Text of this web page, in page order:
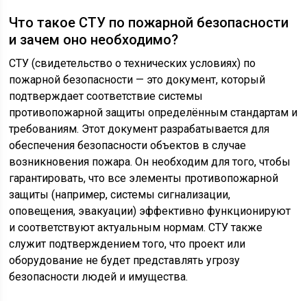
Что такое СТУ по пожарной безопасности
и зачем оно необходимо?
СТУ (свидетельство о технических условиях) по
пожарной безопасности — это документ, который
подтверждает соответствие системы
противопожарной защиты определённым стандартам и
требованиям. Этот документ разрабатывается для
обеспечения безопасности объектов в случае
возникновения пожара. Он необходим для того, чтобы
гарантировать, что все элементы противопожарной
защиты (например, системы сигнализации,
оповещения, эвакуации) эффективно функционируют
и соответствуют актуальным нормам. СТУ также
служит подтверждением того, что проект или
оборудование не будет представлять угрозу
безопасности людей и имущества.